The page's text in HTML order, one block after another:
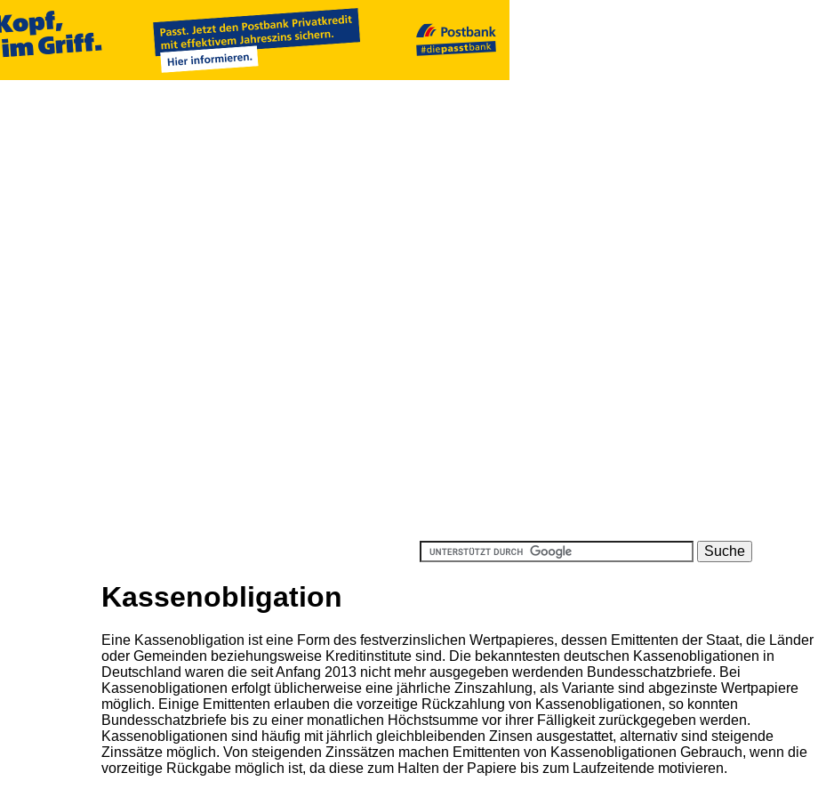
Kassenobligation
Eine Kassenobligation ist eine Form des festverzinslichen Wertpapieres, dessen Emittenten der Staat, die Länder
oder Gemeinden beziehungsweise Kreditinstitute sind. Die bekanntesten deutschen Kassenobligationen in
Deutschland waren die seit Anfang 2013 nicht mehr ausgegeben werdenden Bundesschatzbriefe. Bei
Kassenobligationen erfolgt üblicherweise eine jährliche Zinszahlung, als Variante sind abgezinste Wertpapiere
möglich. Einige Emittenten erlauben die vorzeitige Rückzahlung von Kassenobligationen, so konnten
Bundesschatzbriefe bis zu einer monatlichen Höchstsumme vor ihrer Fälligkeit zurückgegeben werden.
Kassenobligationen sind häufig mit jährlich gleichbleibenden Zinsen ausgestattet, alternativ sind steigende
Zinssätze möglich. Von steigenden Zinssätzen machen Emittenten von Kassenobligationen Gebrauch, wenn die
vorzeitige Rückgabe möglich ist, da diese zum Halten der Papiere bis zum Laufzeitende motivieren.